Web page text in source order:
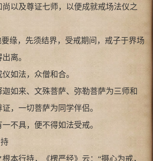
以及尊证七师，以便成就戒场法仪之
要缘，先须结界，受戒期间，戒子于界场
离。
如法，众僧和合。
如来、文殊菩萨、弥勒菩萨为三师和
，一切菩萨为同学伴侣。
不具，便不得如法受戒。
本行持，《楞严经》云：“摄心为戒，